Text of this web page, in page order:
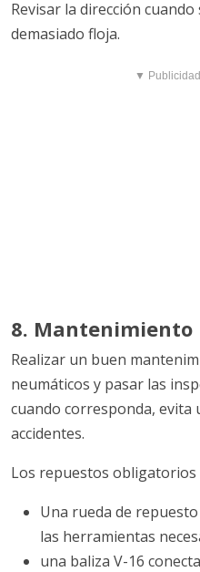
Revisar la dirección
demasiado floja.
▼
8. Mantenimiento
Realizar un buen
neumáticos y pasar las
cuando corresponda, evita
accidentes.
Los repuestos
Una rueda de
las herramientas
una baliza V-16